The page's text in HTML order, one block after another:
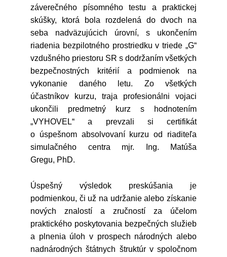
záverečného písomného testu a praktickej
skúšky, ktorá bola rozdelená do dvoch na
seba nadväzujúcich úrovní, s ukončením
riadenia bezpilotného prostriedku v triede „G“
vzdušného priestoru SR s dodržaním všetkých
bezpečnostných kritérií a podmienok na
vykonanie daného letu. Zo všetkých
účastníkov kurzu, traja profesionálni vojaci
ukončili predmetný kurz s hodnotením
„VYHOVEL“ a prevzali si certifikát
o úspešnom absolvovaní kurzu od riaditeľa
simulačného centra mjr. Ing. Matúša
Gregu, PhD.
Úspešný výsledok preskúšania je
podmienkou, či už na udržanie alebo získanie
nových znalostí a zručností za účelom
praktického poskytovania bezpečných služieb
a plnenia úloh v prospech národných alebo
nadnárodných štátnych štruktúr v spoločnom